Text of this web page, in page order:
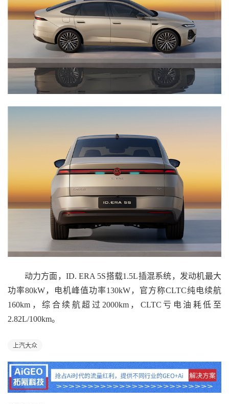
动力方面，ID. ERA 5S搭载1.5L插混系统，发动机最大
功率80kW，电机峰值功率130kW，官方称CLTC纯电续航
160km，综合续航超过2000km，CLTC亏电油耗低至
2.82L/100km。
上汽大众